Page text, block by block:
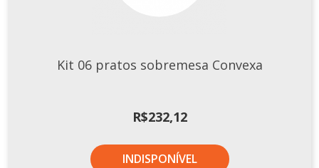
Kit 06 pratos sobremesa Convexa
R$232,12
INDISPONÍVEL